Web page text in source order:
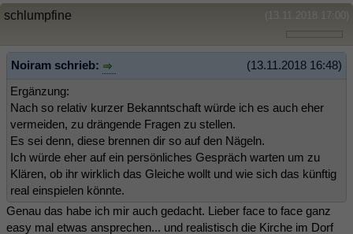
(13.11.2018 17:00)
schlumpfine
(13.11.2018 16:48)
Noiram schrieb:
Ergänzung:
Nach so relativ kurzer Bekanntschaft würde ich es auch eher
vermeiden, zu drängende Fragen zu stellen.
Es sei denn, diese brennen dir so auf den Nägeln.
Ich würde eher auf ein persönliches Gespräch warten um zu
Klären, ob ihr wirklich das Gleiche wollt und wie sich das künftig
real einspielen könnte.
Genau das habe ich mir auch gedacht. Lieber face to face ganz
easy mal etwas ansprechen... und realistisch die Kirche im Dorf